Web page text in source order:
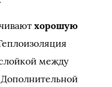
хорошую
между